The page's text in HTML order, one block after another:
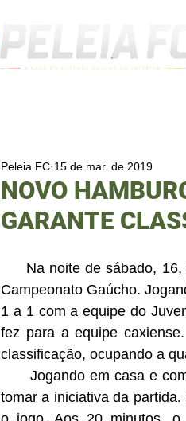
NOVO
GARANTE
Peleia FC 15 de mar. de 2019
Campeonato Gaúcho.
1 a 1 com a equipe do
fez para a equipe
classificação, ocupando a
tomar a iniciativa da